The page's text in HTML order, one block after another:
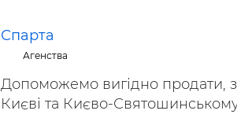
Спарта
Агенства
Допоможемо вигідно продати,
Києві та Києво-